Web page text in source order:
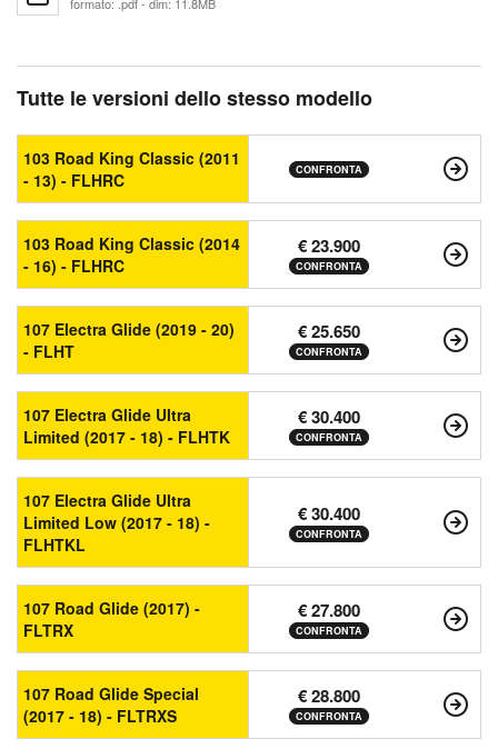
Tutte le versioni dello stesso modello
103 Road King Classic (2011
- 13) - FLHRC
CONFRONTA
103 Road King Classic (2014
- 16) - FLHRC
€ 23.900
CONFRONTA
107 Electra Glide (2019 - 20)
- FLHT
€ 25.650
CONFRONTA
107 Electra Glide Ultra
Limited (2017 - 18) - FLHTK
€ 30.400
CONFRONTA
107 Electra Glide Ultra
Limited Low (2017 - 18) -
FLHTKL
€ 30.400
CONFRONTA
107 Road Glide (2017) -
FLTRX
€ 27.800
CONFRONTA
107 Road Glide Special
(2017 - 18) - FLTRXS
€ 28.800
CONFRONTA